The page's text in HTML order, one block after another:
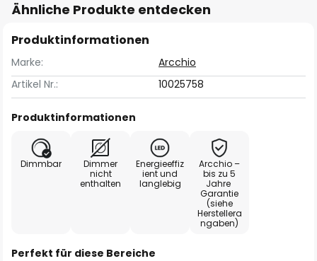
Ähnliche Produkte entdecken
Produktinformationen
Marke:
Arcchio
Artikel Nr.:
10025758
Produktinformationen
Dimmbar
Dimmer
nicht
enthalten
Energieeffiz
ient und
langlebig
Arcchio –
bis zu 5
Jahre
Garantie
(siehe
Herstellera
ngaben)
Perfekt für diese Bereiche